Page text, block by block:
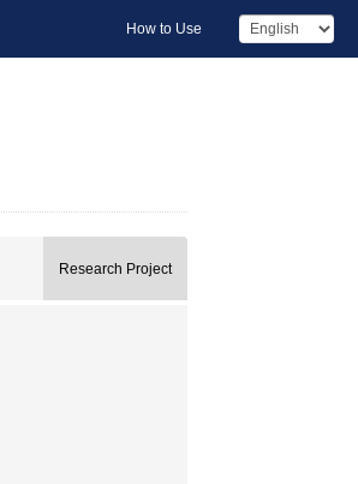
How to Use
Research Project